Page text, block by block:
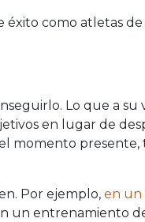
éxito como atletas
Lo que a su
en lugar de
momento presente,
Por ejemplo, en un
un entrenamiento